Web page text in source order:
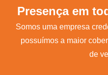
Presença em
Somos uma empresa
possuímos a maior
de